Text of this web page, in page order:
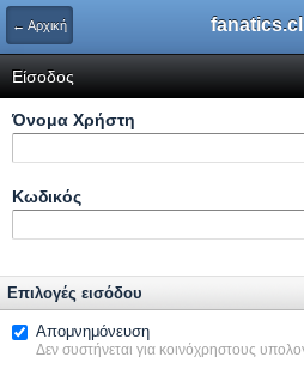
← Αρχική
Είσοδος
Όνομα Xρήστη
Κωδικός
Επιλογές εισόδου
Απομνημόνευση
Δεν συστήνεται για κοινόχρηστους